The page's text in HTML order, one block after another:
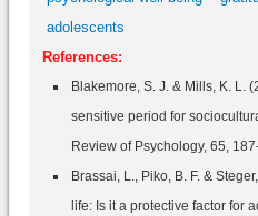
adolescents
References:
Blakemore, S. J. & Mills, K. L.
sensitive period for
Review of Psychology, 65,
Brassai, L., Piko, B. F. &
life: Is it a protective factor for